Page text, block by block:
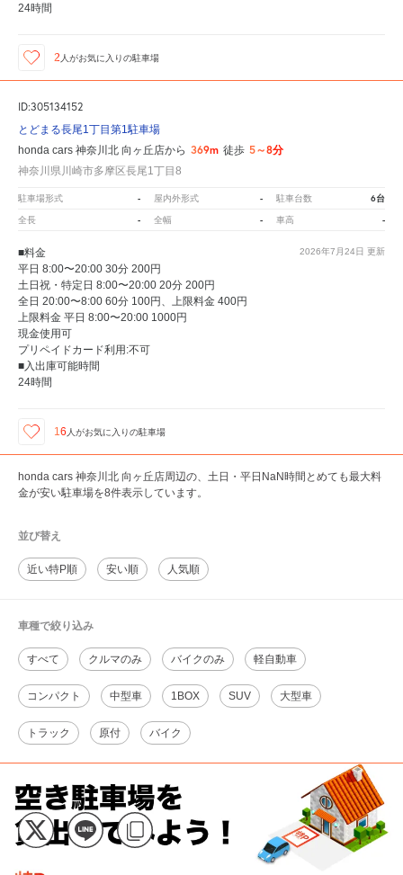
24時間
2 人がお気に入りの駐車場
ID:305134152
とどまる長尾1丁目第1駐車場
honda cars 神奈川北 向ヶ丘店から 369m 徒歩 5～8分
神奈川県川崎市多摩区長尾1丁目8
駐車場形式 - 屋内外形式 - 駐車台数 6台
全長 - 全幅 - 車高 -
2026年7月24日 更新
■料金
平日 8:00〜20:00 30分 200円
土日祝・特定日 8:00〜20:00 20分 200円
全日 20:00〜8:00 60分 100円、上限料金 400円
上限料金 平日 8:00〜20:00 1000円
現金使用可
プリペイドカード利用:不可
■入出庫可能時間
24時間
16 人がお気に入りの駐車場
honda cars 神奈川北 向ヶ丘店周辺の、土日・平日NaN時間とめても最大料
金が安い駐車場を8件表示しています。
並び替え
近い特P順 安い順 人気順
車種で絞り込み
すべて クルマのみ バイクのみ 軽自動車
コンパクト 中型車 1BOX SUV 大型車
トラック 原付 バイク